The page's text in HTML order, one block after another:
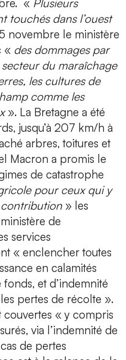
« Plusieurs
touchés dans l’ouest
novembre le ministère
« des dommages par
du maraîchage
les cultures de
comme les
». La Bretagne a été
jusqu’à 207 km/h à
arbres, toitures et
Macron a promis le
de catastrophe
pour ceux qui y
» les
de
services
« enclencher toutes
en calamités
et d’indemnité
pertes de récolte ».
« y compris
via l’indemnité de
de pertes